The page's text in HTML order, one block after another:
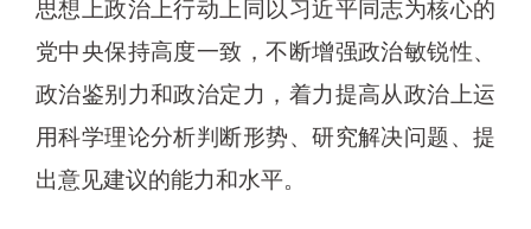
思想上政治上行动上同以习近平同志为核心的
党中央保持高度一致，不断增强政治敏锐性、
政治鉴别力和政治定力，着力提高从政治上运
用科学理论分析判断形势、研究解决问题、提
出意见建议的能力和水平。